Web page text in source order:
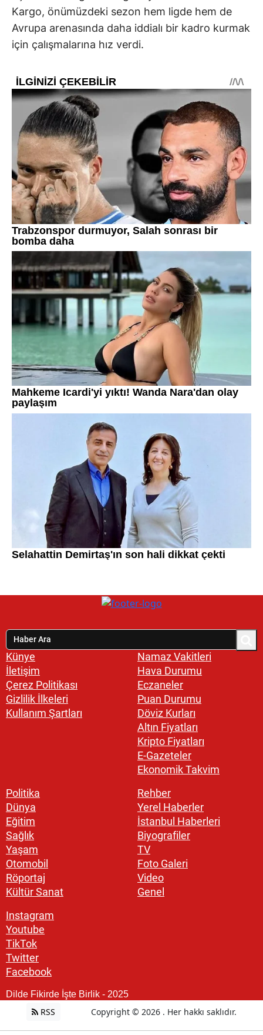
Kargo, önümüzdeki sezon hem ligde hem de
Avrupa arenasında daha iddialı bir kadro kurmak
için çalışmalarına hız verdi.
Künye
İletişim
Çerez Politikası
Gizlilik İlkeleri
Kullanım Şartları
Namaz Vakitleri
Hava Durumu
Eczaneler
Puan Durumu
Döviz Kurları
Altın Fiyatları
Kripto Fiyatları
E-Gazeteler
Ekonomik Takvim
Politika
Dünya
Eğitim
Sağlık
Yaşam
Otomobil
Röportaj
Kültür Sanat
Rehber
Yerel Haberler
İstanbul Haberleri
Biyografiler
TV
Foto Galeri
Video
Genel
Instagram
Youtube
TikTok
Twitter
Facebook
Dilde Fikirde İşte Birlik - 2025
RSS Copyright © 2026 . Her hakkı saklıdır.